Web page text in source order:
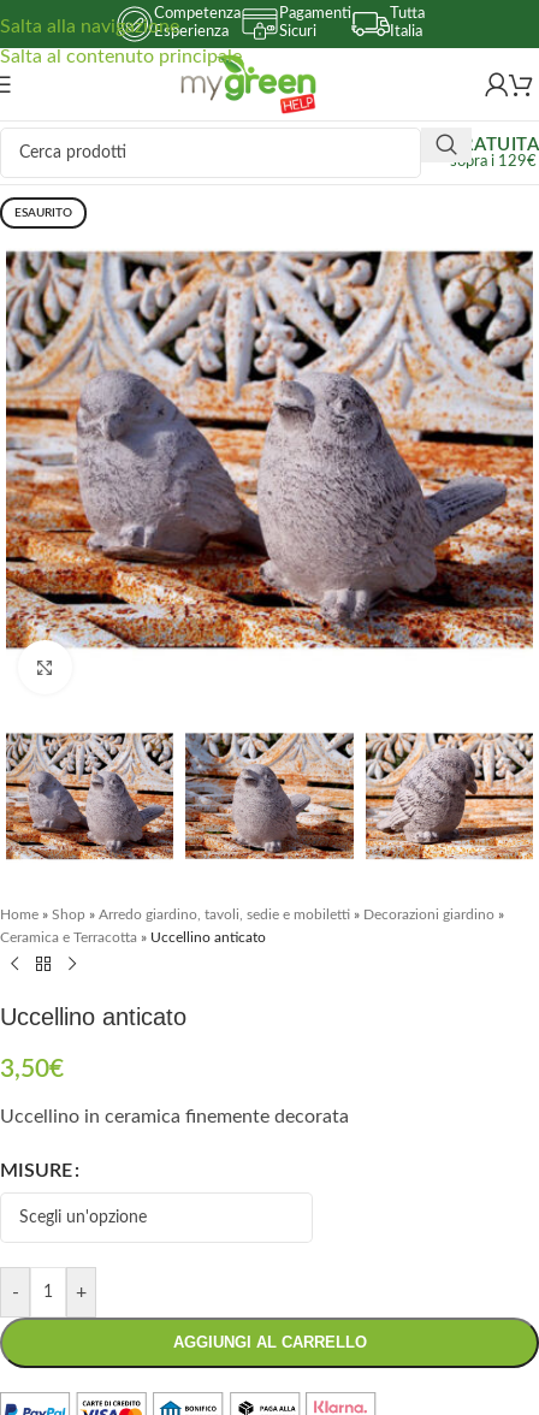
Salta alla navigazione
Salta al contenuto principale
Competenza
Esperienza
Pagamenti
Sicuri
Tutta
Italia
GRATUITA
sopra i 129€
ESAURITO
Home » Shop » Arredo giardino, tavoli, sedie e mobiletti » Decorazioni giardino »
Ceramica e Terracotta » Uccellino anticato
Uccellino anticato
3,50€
Uccellino in ceramica finemente decorata
MISURE
- +
AGGIUNGI AL CARRELLO